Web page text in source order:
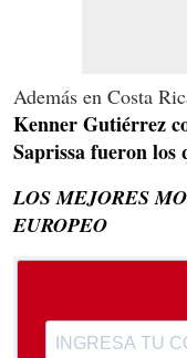
Además en Costa
Kenner Gutiérrez
Saprissa fueron los
LOS MEJORES
EUROPEO